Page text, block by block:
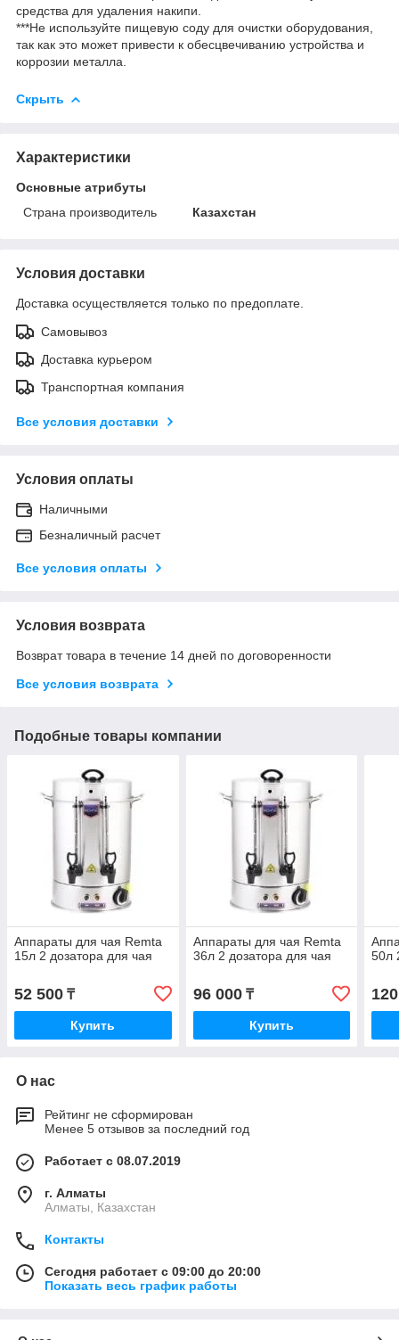
средства для удаления накипи.
***Не используйте пищевую соду для очистки оборудования,
так как это может привести к обесцвечиванию устройства и
коррозии металла.
Скрыть
Характеристики
Основные атрибуты
Страна производитель
Казахстан
Условия доставки
Доставка осуществляется только по предоплате.
Самовывоз
Доставка курьером
Транспортная компания
Все условия доставки
Условия оплаты
Наличными
Безналичный расчет
Все условия оплаты
Условия возврата
Возврат товара в течение 14 дней по договоренности
Все условия возврата
Подобные товары компании
Аппараты для чая Remta
15л 2 дозатора для чая
52 500 ₸
Купить
Аппараты для чая Remta
36л 2 дозатора для чая
96 000₸
Купить
50л
О нас
Рейтинг не сформирован
Менее 5 отзывов за последний год
Работает с 08.07.2019
г. Алматы
Алматы, Казахстан
Контакты
Сегодня работает с 09:00 до 20:00
Показать весь график работы